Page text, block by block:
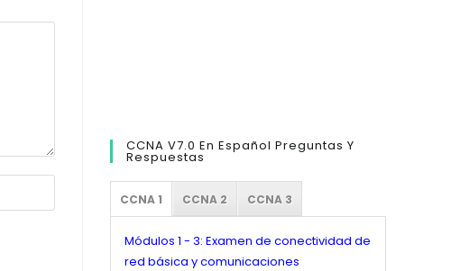
CCNA V7.0 En Español Preguntas Y
Respuestas
CCNA 1 CCNA 2 CCNA 3
Módulos 1 - 3: Examen de conectividad de
red básica y comunicaciones